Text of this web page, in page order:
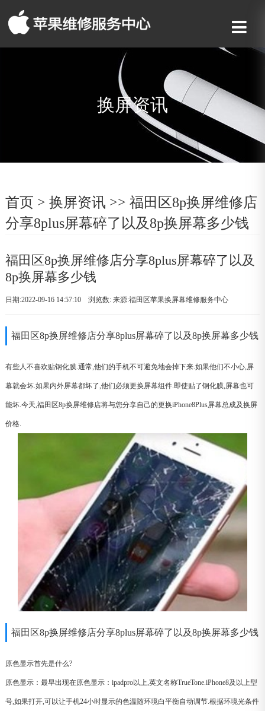
换屏资讯
首页 > 换屏资讯 >> 福田区8p换屏维修店
分享8plus屏幕碎了以及8p换屏幕多少钱
福田区8p换屏维修店分享8plus屏幕碎了以及
8p换屏幕多少钱
日期:2022-09-16 14:57:10 浏览数:来源:福田区苹果换屏幕维修服务中心
福田区8p换屏维修店分享8plus屏幕碎了以及8p换屏幕多少钱
有些人不喜欢贴钢化膜.通常,他们的手机不可避免地会掉下来.如果他们不小心,屏
幕就会坏.如果内外屏幕都坏了,他们必须更换屏幕组件.即使贴了钢化膜,屏幕也可
能坏.今天,福田区8p换屏维修店将与您分享自己的更换iPhone8Plus屏幕总成及换屏
价格.
福田区8p换屏维修店分享8plus屏幕碎了以及8p换屏幕多少钱
原色显示首先是什么?
原色显示：最早出现在原色显示：ipadpro以上,英文名称TrueTone.iPhone8及以上型
号,如果打开,可以让手机24小时显示的色温随环境白平衡自动调节.根据环境光条件